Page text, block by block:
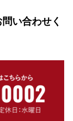
い合わせく